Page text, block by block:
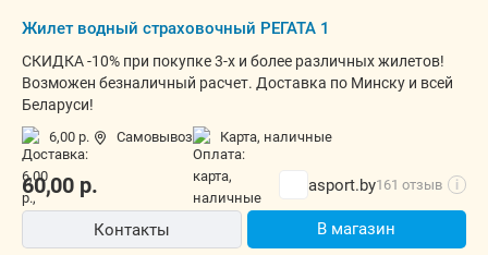
Жилет водный страховочный РЕГАТА 1
СКИДКА -10% при покупке 3-х и более различных жилетов!
Возможен безналичный расчет. Доставка по Минску и всей
Беларуси!
6,00 р. Самовывоз карта, наличные
60,00 р. asport.by161 отзыв i
Контакты В магазин